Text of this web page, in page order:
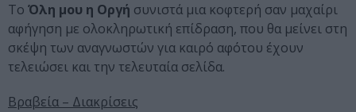
Το Όλη μου η Οργή συνιστά μια κοφτερή σαν μαχαίρι
αφήγηση με ολοκληρωτική επίδραση, που θα μείνει στη
σκέψη των αναγνωστών για καιρό αφότου έχουν
τελειώσει και την τελευταία σελίδα.
Βραβεία – Διακρίσεις